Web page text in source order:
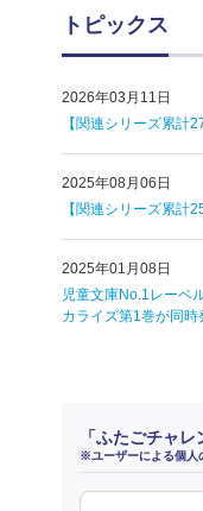
トピックス
2026年03月11日
【関連シリーズ累計
2025年08月06日
【関連シリーズ累計
2025年01月08日
児童文庫No.1レーベ
カライズ第1巻が同時
「ふたごチャ
※ユーザーによる個人